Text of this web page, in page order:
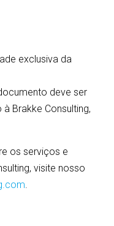
exclusiva da
deve ser
Brakke Consulting,
os serviços e
visite nosso
.